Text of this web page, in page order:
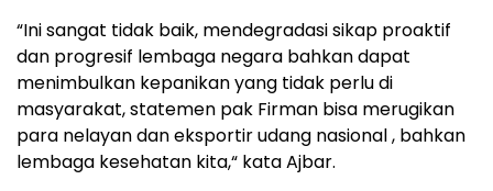
“Ini sangat tidak baik, mendegradasi sikap proaktif
dan progresif lembaga negara bahkan dapat
menimbulkan kepanikan yang tidak perlu di
masyarakat, statemen pak Firman bisa merugikan
para nelayan dan eksportir udang nasional , bahkan
lembaga kesehatan kita,“ kata Ajbar.